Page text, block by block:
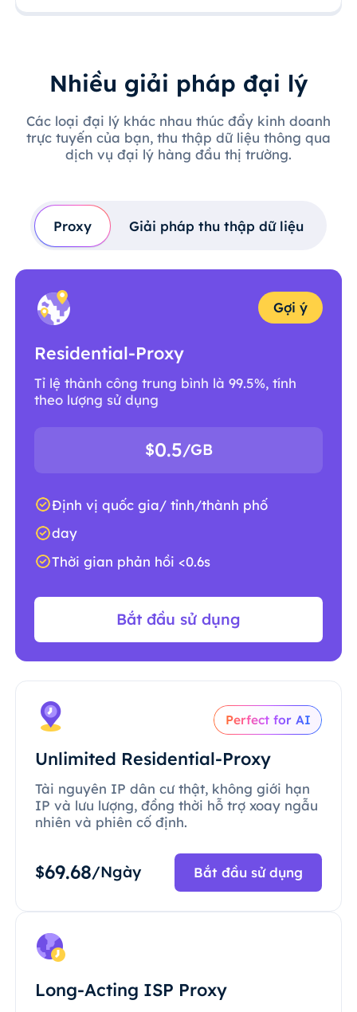
Nhiều giải pháp đại lý
Các loại đại lý khác nhau thúc đẩy kinh doanh
trực tuyến của bạn, thu thập dữ liệu thông qua
dịch vụ đại lý hàng đầu thị trường.
Proxy Giải pháp thu thập dữ liệu
Gợi ý
Residential-Proxy
Tỉ lệ thành công trung bình là 99.5%, tính
theo lượng sử dụng
$0.5/GB
Định vị quốc gia/ tỉnh/thành phố
day
Thời gian phản hồi <0.6s
Bắt đầu sử dụng
Perfect for AI
Unlimited Residential-Proxy
Tài nguyên IP dân cư thật, không giới hạn
IP và lưu lượng, đồng thời hỗ trợ xoay ngẫu
nhiên và phiên cố định.
$69.68/Ngày Bắt đầu sử dụng
Long-Acting ISP Proxy